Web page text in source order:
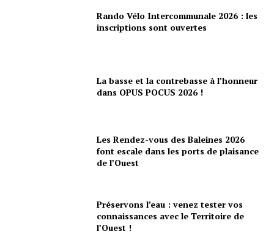
Rando Vélo Intercommunale 2026 : les
inscriptions sont ouvertes
La basse et la contrebasse à l’honneur
dans OPUS POCUS 2026 !
Les Rendez-vous des Baleines 2026
font escale dans les ports de plaisance
de l’Ouest
Préservons l’eau : venez tester vos
connaissances avec le Territoire de
l’Ouest !